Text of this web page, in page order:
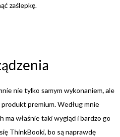
zaślepkę.
nie tylko samym wykonaniem, ale
premium. Według mnie
ma właśnie taki wygląd i bardzo go
ThinkBooki, bo są naprawdę